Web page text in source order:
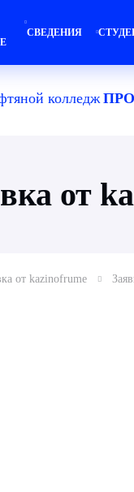
СВЕДЕНИЯ
от
от kazinofrume